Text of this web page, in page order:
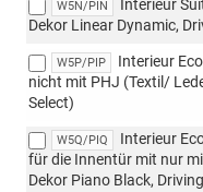
W5N/PIN
Interieur
Dekor Linear Dynamic,
W5P/PIP
Interieur
nicht mit PHJ (Textil/
Select)
W5Q/PIQ
Interieur
für die Innentür mit nur
Dekor Piano Black,